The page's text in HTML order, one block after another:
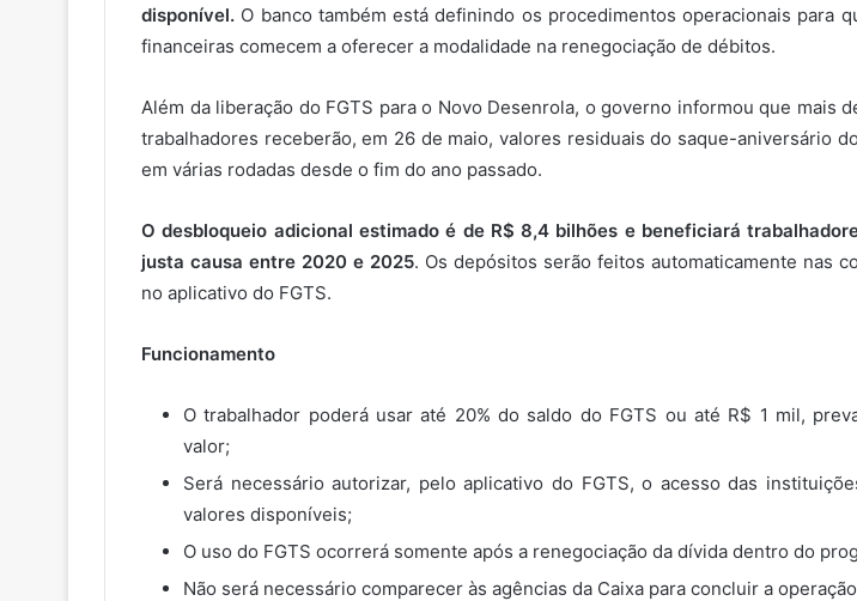
disponível. O banco também está definindo os procedimentos operacionais para
financeiras comecem a oferecer a modalidade na renegociação de débitos.
Além da liberação do FGTS para o Novo Desenrola, o governo informou que mais
trabalhadores receberão, em 26 de maio, valores residuais do saque-aniversário
em várias rodadas desde o fim do ano passado.
O desbloqueio adicional estimado é de R$ 8,4 bilhões e beneficiará
justa causa entre 2020 e 2025. Os depósitos serão feitos automaticamente nas
no aplicativo do FGTS.
Funcionamento
O trabalhador poderá usar até 20% do saldo do FGTS ou até R$ 1 mil,
valor;
Será necessário autorizar, pelo aplicativo do FGTS, o acesso das
valores disponíveis;
O uso do FGTS ocorrerá somente após a renegociação da dívida dentro do
Não será necessário comparecer às agências da Caixa para concluir a